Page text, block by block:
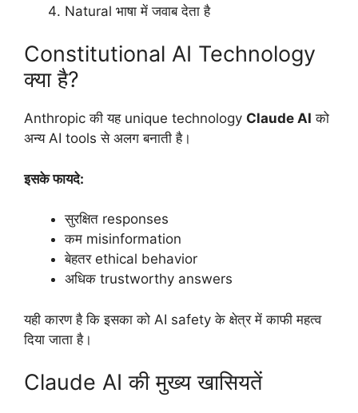
Natural भाषा में जवाब देता है
Constitutional AI Technology
क्या है?
Anthropic की यह unique technology Claude AI को
अन्य AI tools से अलग बनाती है।
इसके फायदे:
सुरक्षित responses
कम misinformation
बेहतर ethical behavior
अधिक trustworthy answers
यही कारण है कि इसका को AI safety के क्षेत्र में काफी महत्व
दिया जाता है।
Claude AI की मुख्य खासियतें